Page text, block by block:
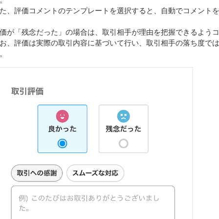
、評価コメントのテンプレートを選択すると、自動でコメント
が「残念だった」の場合は、取引相手が理由を把握できるよう
、評価は実際の取引内容に基づいて行い、取引相手の落ち度で